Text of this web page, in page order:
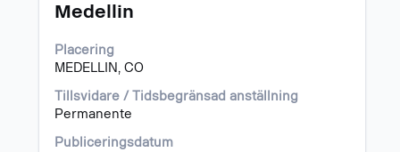
Medellin
Placering
MEDELLIN, CO
Tillsvidare / Tidsbegränsad anställning
Permanente
Publiceringsdatum
blankstegstangenten
att
visa
allt
innehåll
jobbeskrivningen.